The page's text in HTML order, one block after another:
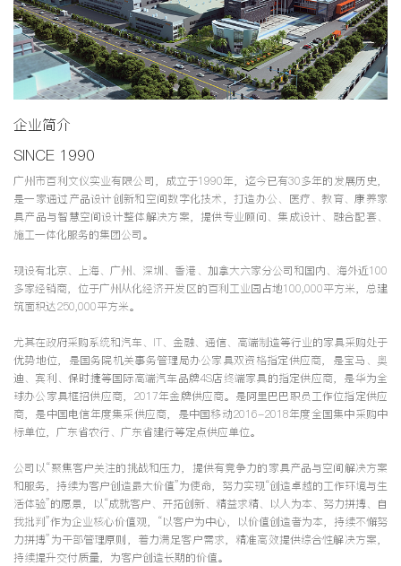
企业简介
SINCE 1990
广州市百利文仪实业有限公司，成立于1990年，迄今已有30多年的发展历史，
是一家通过产品设计创新和空间数字化技术，打造办公、医疗、教育、康养家
具产品与智慧空间设计整体解决方案，提供专业顾问、集成设计、融合配套、
施工一体化服务的集团公司。
现设有北京、上海、广州、深圳、香港、加拿大六家分公司和国内、海外近100
多家经销商，位于广州从化经济开发区的百利工业园占地100,000平方米，总建
筑面积达250,000平方米。
尤其在政府采购系统和汽车、IT、金融、通信、高端制造等行业的家具采购处于
优势地位，是国务院机关事务管理局办公家具双资格指定供应商，是宝马、奥
迪、宾利、保时捷等国际高端汽车品牌4S店终端家具的指定供应商，是华为全
球办公家具框招供应商，2017年金牌供应商。是阿里巴巴职员工作位指定供应
商，是中国电信年度集采供应商，是中国移动2016-2018年度全国集中采购中
标单位，广东省农行、广东省建行等定点供应单位。
公司以“聚焦客户关注的挑战和压力，提供有竞争力的家具产品与空间解决方案
和服务，持续为客户创造最大价值”为使命，努力实现“创造卓越的工作环境与生
活体验”的愿景，以“成就客户、开拓创新、精益求精、以人为本、努力拼搏、自
我批判”作为企业核心价值观，“以客户为中心，以价值创造者为本，持续不懈努
力拼搏”为干部管理原则，着力满足客户需求，精准高效提供综合性解决方案，
持续提升交付质量，为客户创造长期的价值。